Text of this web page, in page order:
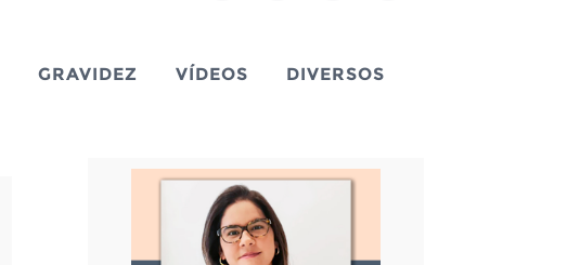
GRAVIDEZ VÍDEOS DIVERSOS